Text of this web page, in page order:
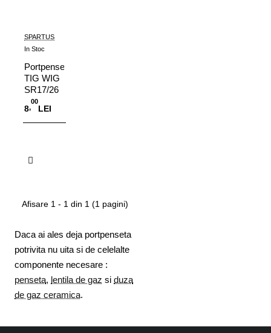
Daca ai ales deja portpenseta
potrivita nu uita si de celelalte
componente necesare :
penseta, lentila de gaz si duza
de gaz ceramica.
SPARTUS
In Stoc
Portpenseta
TIG WIG
SR17/26
8,
00
LEI
Afisare 1 - 1 din 1 (1 pagini)